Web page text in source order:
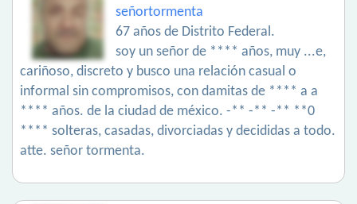
señortormenta
67 años de Distrito Federal.
soy un señor de **** años, muy ...e,
cariñoso, discreto y busco una relación casual o
informal sin compromisos, con damitas de **** a a
**** años. de la ciudad de méxico. -** -** -** **0
**** solteras, casadas, divorciadas y decididas a todo.
atte. señor tormenta.